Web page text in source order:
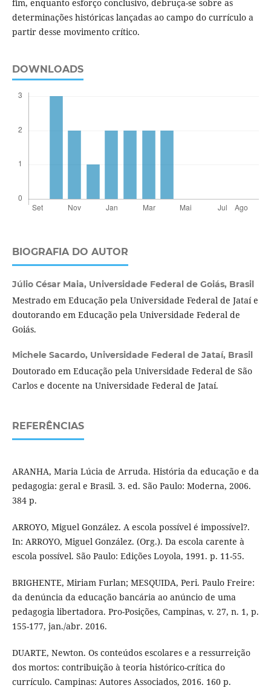
fim, enquanto esforço conclusivo, debruça-se sobre as
determinações históricas lançadas ao campo do currículo a
partir desse movimento crítico.
DOWNLOADS
BIOGRAFIA DO AUTOR
Júlio César Maia, Universidade Federal de Goiás, Brasil
Mestrado em Educação pela Universidade Federal de Jataí e
doutorando em Educação pela Universidade Federal de
Goiás.
Michele Sacardo, Universidade Federal de Jataí, Brasil
Doutorado em Educação pela Universidade Federal de São
Carlos e docente na Universidade Federal de Jataí.
REFERÊNCIAS
ARANHA, Maria Lúcia de Arruda. História da educação e da
pedagogia: geral e Brasil. 3. ed. São Paulo: Moderna, 2006.
384 p.
ARROYO, Miguel González. A escola possível é impossível?.
In: ARROYO, Miguel González. (Org.). Da escola carente à
escola possível. São Paulo: Edições Loyola, 1991. p. 11-55.
BRIGHENTE, Miriam Furlan; MESQUIDA, Peri. Paulo Freire:
da denúncia da educação bancária ao anúncio de uma
pedagogia libertadora. Pro-Posições, Campinas, v. 27, n. 1, p.
155-177, jan./abr. 2016.
DUARTE, Newton. Os conteúdos escolares e a ressurreição
dos mortos: contribuição à teoria histórico-crítica do
currículo. Campinas: Autores Associados, 2016. 160 p.